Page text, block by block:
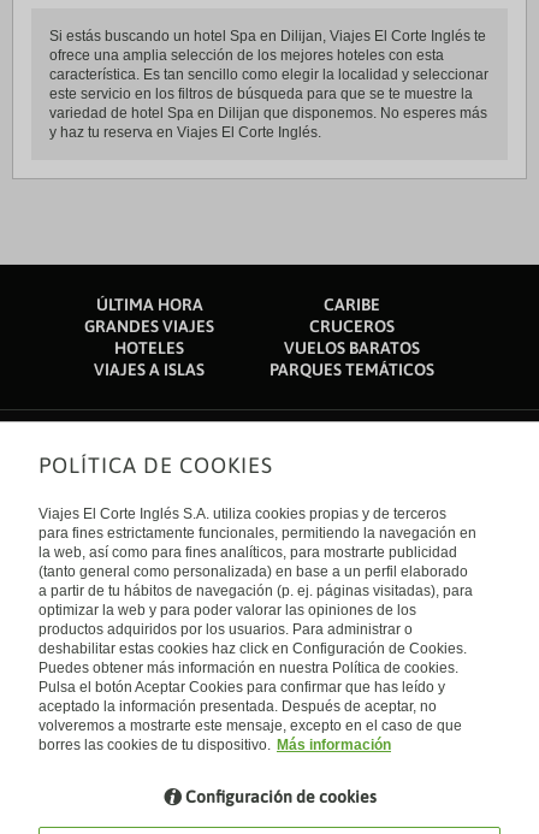
Si estás buscando un hotel Spa en Dilijan, Viajes El Corte Inglés te
ofrece una amplia selección de los mejores hoteles con esta
característica. Es tan sencillo como elegir la localidad y seleccionar
este servicio en los filtros de búsqueda para que se te muestre la
variedad de hotel Spa en Dilijan que disponemos. No esperes más
y haz tu reserva en Viajes El Corte Inglés.
ÚLTIMA HORA
CARIBE
GRANDES VIAJES
CRUCEROS
HOTELES
VUELOS BARATOS
VIAJES A ISLAS
PARQUES TEMÁTICOS
Sobre nosotros
Quiénes somos
Financiación
Sostenibilidad
Turismo accesible
Tarjeta El Corte Inglés
Trabaja con nosotros
El Corte Inglés
Canal Ético
Enlaces de interés
Guías de viaje
Catálogos
Auto check-in
Condiciones Generales
Política de privacidad
Política de cookies
Accesibilidad
Empresas/ Grupos
Internacional
España
Visita nuestro blog
Blog de Viajes el Corte inglés
POLÍTICA DE COOKIES
Viajes El Corte Inglés S.A. utiliza cookies propias y de terceros
para fines estrictamente funcionales, permitiendo la navegación en
la web, así como para fines analíticos, para mostrarte publicidad
(tanto general como personalizada) en base a un perfil elaborado
a partir de tu hábitos de navegación (p. ej. páginas visitadas), para
optimizar la web y para poder valorar las opiniones de los
productos adquiridos por los usuarios. Para administrar o
deshabilitar estas cookies haz click en Configuración de Cookies.
Puedes obtener más información en nuestra Política de cookies.
Pulsa el botón Aceptar Cookies para confirmar que has leído y
aceptado la información presentada. Después de aceptar, no
volveremos a mostrarte este mensaje, excepto en el caso de que
borres las cookies de tu dispositivo. Más información
Configuración de cookies